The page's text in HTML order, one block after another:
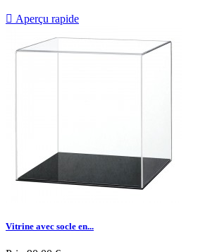
 Aperçu rapide
Vitrine avec socle en...